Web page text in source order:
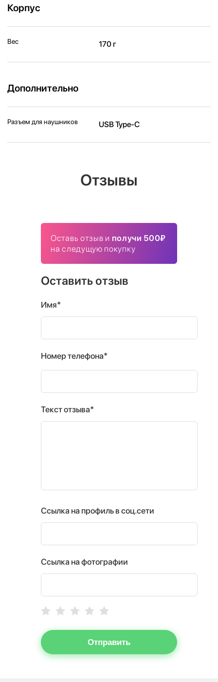
Корпус
Вес 170 г
Дополнительно
Разъем для наушников USB Type-C
Отзывы
Оставь отзыв и получи 500₽
на следущую покупку
Оставить отзыв
Имя*
Номер телефона*
Текст отзыва*
Ссылка на профиль в соц.сети
Ссылка на фотографии
Отправить